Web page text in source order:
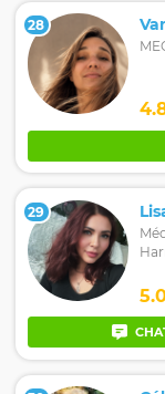
28
29